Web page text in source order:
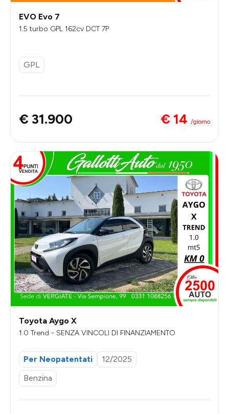
EVO Evo 7
1.5 turbo GPL 162cv DCT 7P
GPL
€ 31.900 € 14 /giorno
Toyota Aygo X
1.0 Trend - SENZA VINCOLI DI FINANZIAMENTO
Per Neopatentati
12/2025
Benzina